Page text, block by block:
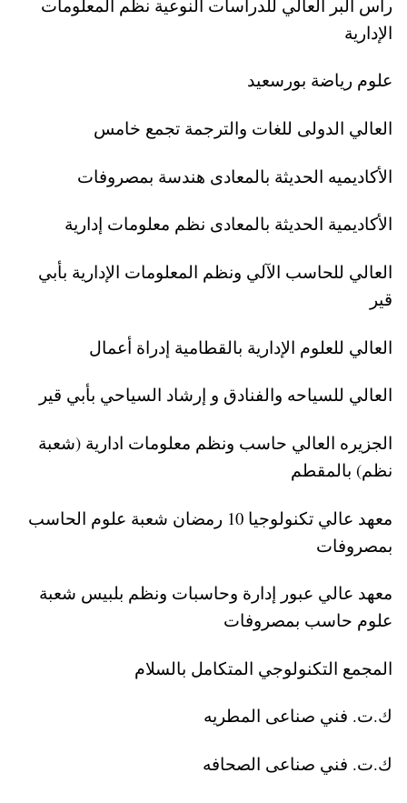
رأس البر العالي للدراسات النوعية نظم المعلومات
الإدارية
علوم رياضة بورسعيد
العالي الدولى للغات والترجمة تجمع خامس
الأكاديميه الحديثة بالمعادى هندسة بمصروفات
الأكاديمية الحديثة بالمعادى نظم معلومات إدارية
العالي للحاسب الآلي ونظم المعلومات الإدارية بأبي
قير
العالي للعلوم الإدارية بالقطامية إدراة أعمال
العالي للسياحه والفنادق و إرشاد السياحي بأبي قير
الجزيره العالي حاسب ونظم معلومات ادارية (شعبة
نظم) بالمقطم
معهد عالي تكنولوجيا 10 رمضان شعبة علوم الحاسب
بمصروفات
معهد عالي عبور إدارة وحاسبات ونظم بلبيس شعبة
علوم حاسب بمصروفات
المجمع التكنولوجي المتكامل بالسلام
ك.ت. فني صناعى المطريه
ك.ت. فني صناعى الصحافه